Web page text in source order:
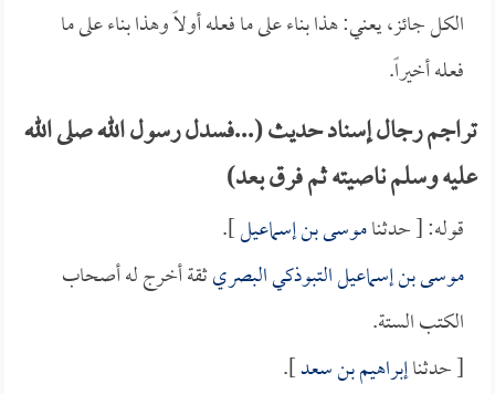
الكل جائز، يعني: هذا بناء على ما فعله أولاً وهذا بناء على ما
فعله أخيراً.
تراجم رجال إسناد حديث (...فسدل رسول الله صلى الله
عليه وسلم ناصيته ثم فرق بعد)
قوله: [ حدثناموسى بن إسماعيل].
موسى بن إسماعيل التبوذكي البصريثقة أخرج له أصحاب
الكتب الستة.
[ حدثناإبراهيم بن سعد].